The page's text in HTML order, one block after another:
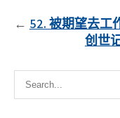
文
導
覽
52. 被期望去工
创世